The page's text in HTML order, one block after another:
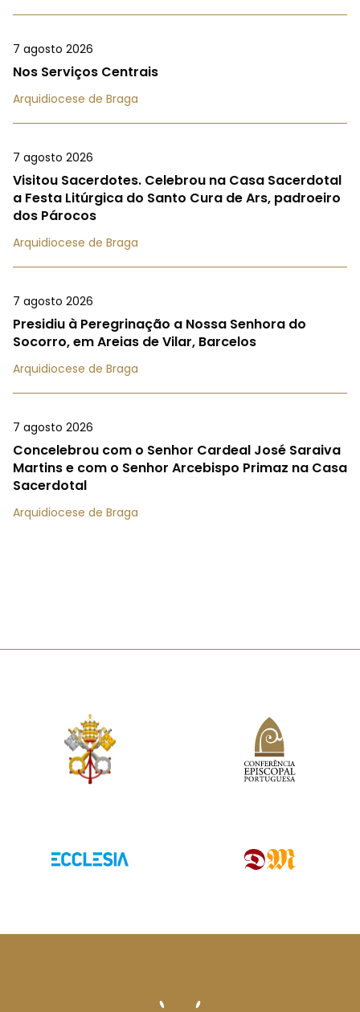
7 agosto 2026
Nos Serviços Centrais
Arquidiocese de Braga
7 agosto 2026
Visitou Sacerdotes. Celebrou na Casa Sacerdotal
a Festa Litúrgica do Santo Cura de Ars, padroeiro
dos Párocos
Arquidiocese de Braga
7 agosto 2026
Presidiu à Peregrinação a Nossa Senhora do
Socorro, em Areias de Vilar, Barcelos
Arquidiocese de Braga
7 agosto 2026
Concelebrou com o Senhor Cardeal José Saraiva
Martins e com o Senhor Arcebispo Primaz na Casa
Sacerdotal
Arquidiocese de Braga